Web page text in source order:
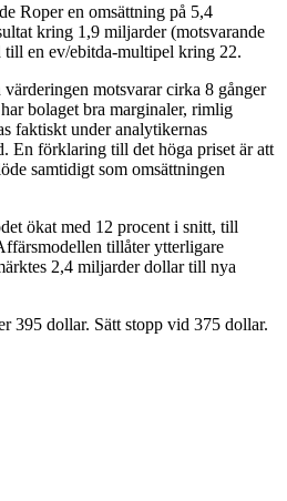
Roper en omsättning på 5,4
kring 1,9 miljarder (motsvarande
en ev/ebitda-multipel kring 22.
motsvarar cirka 8 gånger
bolaget bra marginaler, rimlig
faktiskt under analytikernas
En förklaring till det höga priset är att
samtidigt som omsättningen
ökat med 12 procent i snitt, till
tillåter ytterligare
2,4 miljarder dollar till nya
395 dollar. Sätt stopp vid 375 dollar.